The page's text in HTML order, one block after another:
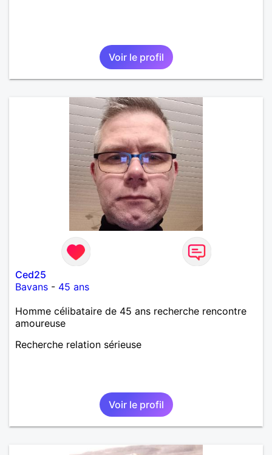
Voir le profil
Ced25
Bavans - 45 ans
Homme célibataire de 45 ans recherche rencontre
amoureuse
Recherche relation sérieuse
Voir le profil